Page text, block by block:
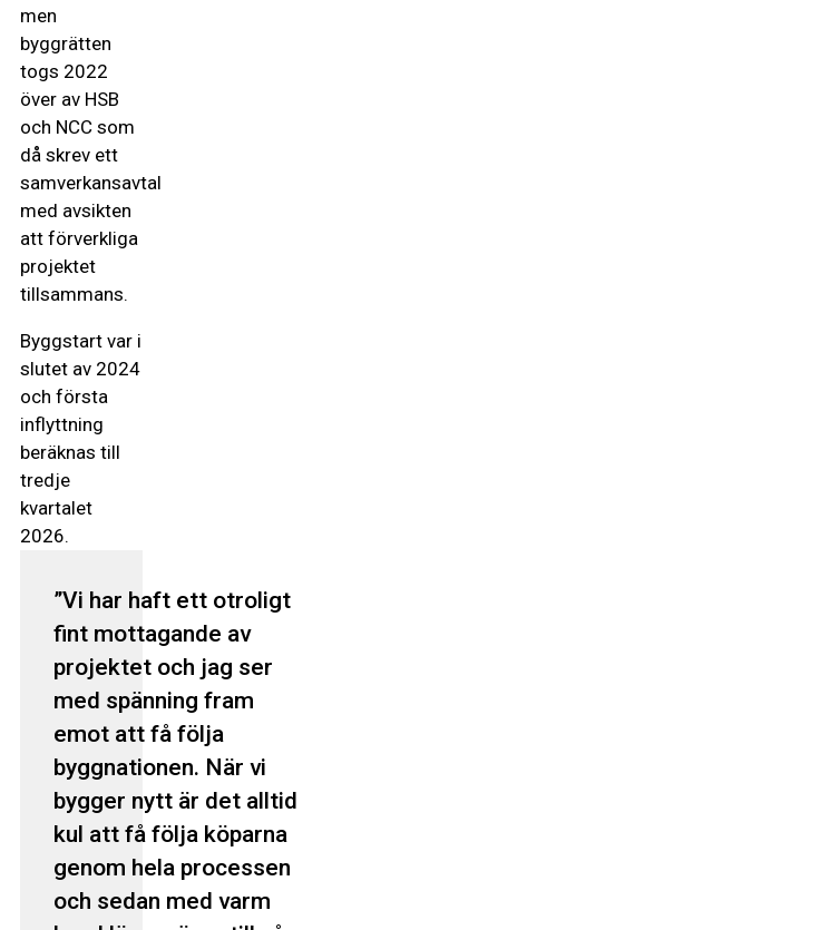
men
byggrätten
togs 2022
över av HSB
och NCC som
då skrev ett
samverkansavtal
med avsikten
att förverkliga
projektet
tillsammans.
Byggstart var i
slutet av 2024
och första
inflyttning
beräknas till
tredje
kvartalet
2026.
Vi har haft ett otroligt
fint mottagande av
projektet och jag ser
med spänning fram
emot att få följa
byggnationen. När vi
bygger nytt är det alltid
kul att få följa köparna
genom hela processen
och sedan med varm